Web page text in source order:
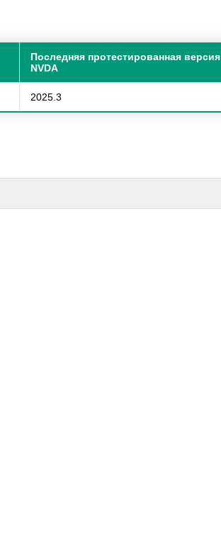
Последняя протестированная версия
NVDA
2025.3